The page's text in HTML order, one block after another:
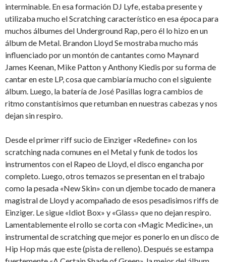
interminable. En esa formación DJ Lyfe, estaba presente y
utilizaba mucho el Scratching característico en esa época para
muchos álbumes del Underground Rap, pero él lo hizo en un
álbum de Metal. Brandon Lloyd Se mostraba mucho más
influenciado por un montón de cantantes como Maynard
James Keenan, Mike Patton y Anthony Kiedis por su forma de
cantar en este LP, cosa que cambiaría mucho con el siguiente
álbum. Luego, la batería de José Pasillas logra cambios de
ritmo constantísimos que retumban en nuestras cabezas y nos
dejan sin respiro.
Desde el primer riff sucio de Einziger «Redefine» con los
scratching nada comunes en el Metal y funk de todos los
instrumentos con el Rapeo de Lloyd, el disco engancha por
completo. Luego, otros temazos se presentan en el trabajo
como la pesada «New Skin» con un djembe tocado de manera
magistral de Lloyd y acompañado de esos pesadisimos riffs de
Einziger. Le sigue «Idiot Box» y «Glass» que no dejan respiro.
Lamentablemente el rollo se corta con «Magic Medicine», un
instrumental de scratching que mejor es ponerlo en un disco de
Hip Hop más que este (pista de relleno). Después se estampa